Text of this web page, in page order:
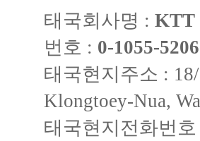
태국회사명 : KTT
번호 : 0-1055-
태국현지주소 :
Klongtoey-Nua,
태국현지전화번